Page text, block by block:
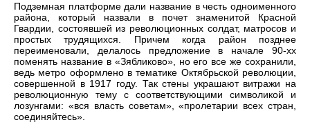
Подземная платформе дали название в честь одноименного
района, который назвали в почет знаменитой Красной
Гвардии, состоявшей из революционных солдат, матросов и
простых трудящихся. Причем когда район позднее
переименовали, делалось предложение в начале 90-хх
поменять название в «Зябликово», но его все же сохранили,
ведь метро оформлено в тематике Октябрьской революции,
совершенной в 1917 году. Так стены украшают витражи на
революционную тему с соответствующими символикой и
лозунгами: «вся власть советам», «пролетарии всех стран,
соединяйтесь».